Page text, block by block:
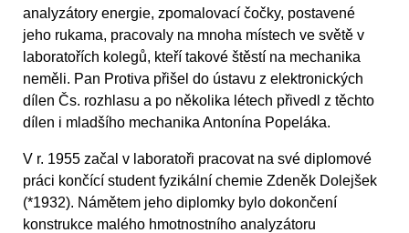
analyzátory energie, zpomalovací čočky, postavené
jeho rukama, pracovaly na mnoha místech ve světě v
laboratořích kolegů, kteří takové štěstí na mechanika
neměli. Pan Protiva přišel do ústavu z elektronických
dílen Čs. rozhlasu a po několika létech přivedl z těchto
dílen i mladšího mechanika Antonína Popeláka.
V r. 1955 začal v laboratoři pracovat na své diplomové
práci končící student fyzikální chemie Zdeněk Dolejšek
(*1932). Námětem jeho diplomky bylo dokončení
konstrukce malého hmotnostního analyzátoru